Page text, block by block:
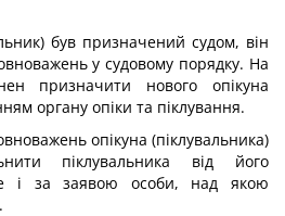
був призначений судом, він
у судовому порядку. На
призначити нового опікуна
органу опіки та піклування.
опікуна (піклувальника)
піклувальника від його
і за заявою особи, над якою